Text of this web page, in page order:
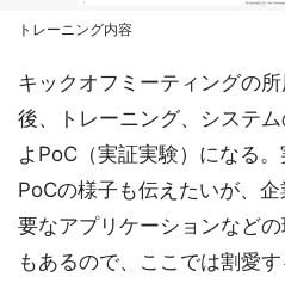
トレーニング内容
キックオフミーティングの
後、トレーニング、システ
よPoC（実証実験）になる
PoCの様子も伝えたいが、
要なアプリケーションなど
もあるので、ここでは割愛